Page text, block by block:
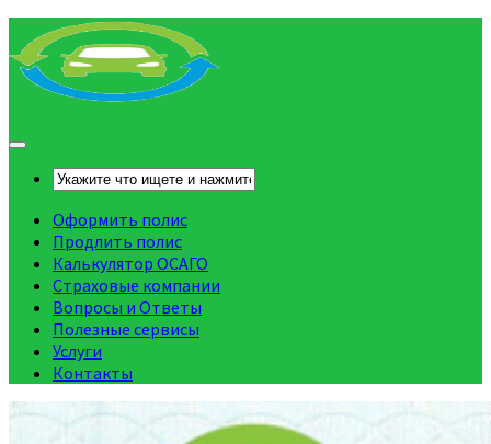
Оформить полис
Продлить полис
Калькулятор ОСАГО
Страховые компании
Вопросы и Ответы
Полезные сервисы
Услуги
Контакты